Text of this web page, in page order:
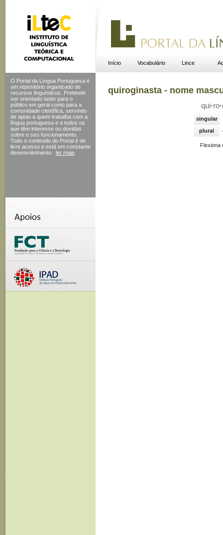
Início Vocabulário Lince
O Portal da Língua Portuguesa é
um repositório organizado de
recursos linguísticos. Pretende
ser orientado tanto para o
público em geral como para a
comunidade científica, servindo
de apoio a quem trabalha com a
língua portuguesa e a todos os
que têm interesse ou dúvidas
sobre o seu funcionamento.
Todo o conteúdo do Portal é de
livre acesso e está em constante
desenvolvimento.
ler mais
quiroginasta - nome
qui·ro·
singular
plural
Flexiona